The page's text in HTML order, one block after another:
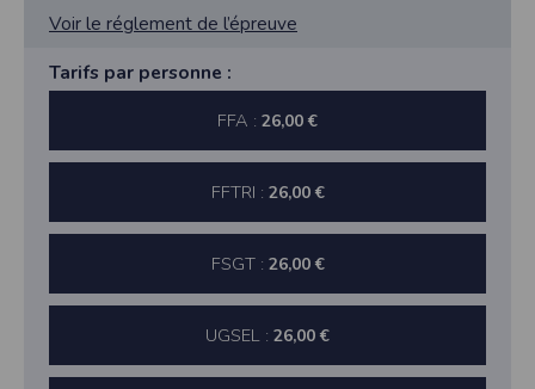
Voir le réglement de l’épreuve
Tarifs par personne :
FFA : 26,00 €
FFTRI : 26,00 €
FSGT : 26,00 €
UGSEL : 26,00 €